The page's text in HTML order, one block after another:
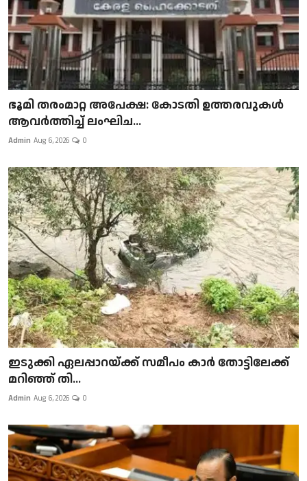
ഭൂമി തരംമാറ്റ അപേക്ഷ: കോടതി ഉത്തരവുകൾ
ആവർത്തിച്ച് ലംഘിച...
Admin Aug 6, 2026 0
ഇടുക്കി ഏലപ്പാറയ്ക്ക് സമീപം കാർ തോട്ടിലേക്ക്
മറിഞ്ഞ് തി...
Admin Aug 6, 2026 0